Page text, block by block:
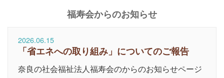
福寿会からのお知らせ
2026.06.15
「省エネへの取り組み」についてのご報告
奈良の社会福祉法人福寿会のからのお知らせページ